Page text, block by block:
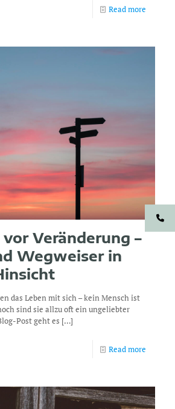
Read more
Veränderung –
Wegweiser in
das Leben mit sich – kein Mensch ist
sind sie allzu oft ein ungeliebter
Post geht es […]
Read more